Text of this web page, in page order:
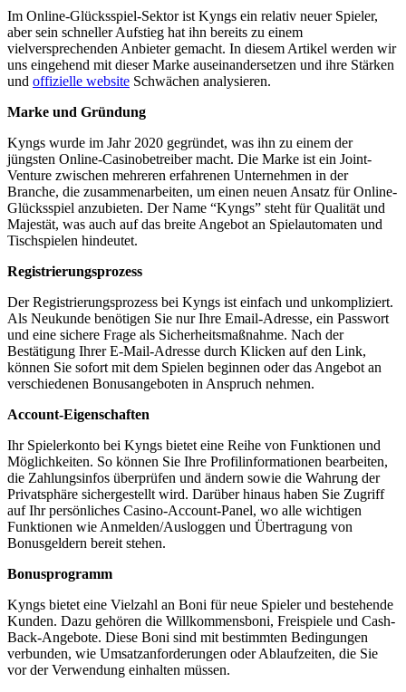
Im Online-Glücksspiel-Sektor ist Kyngs ein relativ neuer Spieler,
aber sein schneller Aufstieg hat ihn bereits zu einem
vielversprechenden Anbieter gemacht. In diesem Artikel werden wir
uns eingehend mit dieser Marke auseinandersetzen und ihre Stärken
und offizielle website Schwächen analysieren.
Marke und Gründung
Kyngs wurde im Jahr 2020 gegründet, was ihn zu einem der
jüngsten Online-Casinobetreiber macht. Die Marke ist ein Joint-
Venture zwischen mehreren erfahrenen Unternehmen in der
Branche, die zusammenarbeiten, um einen neuen Ansatz für Online-
Glücksspiel anzubieten. Der Name “Kyngs” steht für Qualität und
Majestät, was auch auf das breite Angebot an Spielautomaten und
Tischspielen hindeutet.
Registrierungsprozess
Der Registrierungsprozess bei Kyngs ist einfach und unkompliziert.
Als Neukunde benötigen Sie nur Ihre Email-Adresse, ein Passwort
und eine sichere Frage als Sicherheitsmaßnahme. Nach der
Bestätigung Ihrer E-Mail-Adresse durch Klicken auf den Link,
können Sie sofort mit dem Spielen beginnen oder das Angebot an
verschiedenen Bonusangeboten in Anspruch nehmen.
Account-Eigenschaften
Ihr Spielerkonto bei Kyngs bietet eine Reihe von Funktionen und
Möglichkeiten. So können Sie Ihre Profilinformationen bearbeiten,
die Zahlungsinfos überprüfen und ändern sowie die Wahrung der
Privatsphäre sichergestellt wird. Darüber hinaus haben Sie Zugriff
auf Ihr persönliches Casino-Account-Panel, wo alle wichtigen
Funktionen wie Anmelden/Ausloggen und Übertragung von
Bonusgeldern bereit stehen.
Bonusprogramm
Kyngs bietet eine Vielzahl an Boni für neue Spieler und bestehende
Kunden. Dazu gehören die Willkommensboni, Freispiele und Cash-
Back-Angebote. Diese Boni sind mit bestimmten Bedingungen
verbunden, wie Umsatzanforderungen oder Ablaufzeiten, die Sie
vor der Verwendung einhalten müssen.